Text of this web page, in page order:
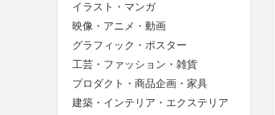
イラスト・マンガ
映像・アニメ・動画
グラフィック・ポスター
工芸・ファッション・雑貨
プロダクト・商品企画・家具
建築・インテリア・エクステリア